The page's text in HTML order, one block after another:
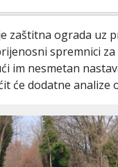
zaštitna ograda uz
spremnici
im nesmetan
će dodatne analize